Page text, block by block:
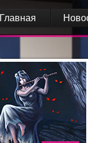
Главная